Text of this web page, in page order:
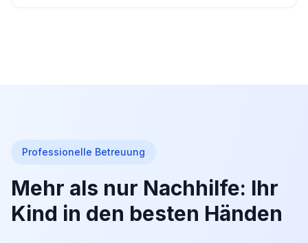
Professionelle Betreuung
Mehr als nur Nachhilfe: Ihr
Kind in den besten Händen